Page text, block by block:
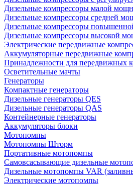
Дизельные компрессоры малой
Дизельные компрессоры средней
Дизельные компрессоры
Дизельные компрессоры высокой
Электрические передвижные
Аккумуляторные передвижные
Принадлежности для передвижных
Осветительные мачты
Генераторы
Компактные генераторы
Дизельные генераторы QES
Дизельные генераторы QAS
Контейнерные генераторы
Аккумуляторы блоки
Мотопомпы
Мотопомпы Шторм
Портативные мотопомпы
Самовсасывающие дизельные
Дизельные мотопомпы VAR
Электрические мотопомпы